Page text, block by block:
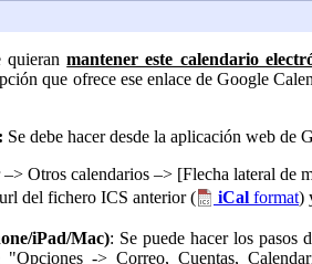
quieranmantener este calendario
que ofrece ese enlace de Google
Se debe hacer desde la aplicación web de
Otros calendarios –> [Flecha lateral de
del fichero ICS anterior (
iCal format)
iPad/Mac): Se puede hacer los pasos
"Opciones -> Correo, Cuentas,